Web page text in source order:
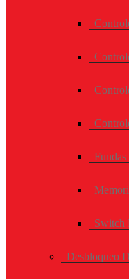
Switch
Desbloqueo